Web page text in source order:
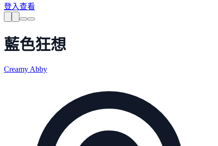
登入查看
藍色狂想
Creamy Abby